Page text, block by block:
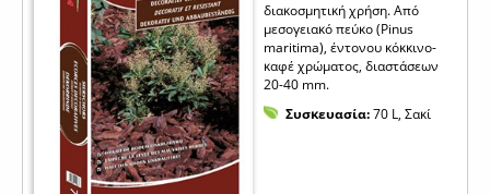
διακοσμητική χρήση. Aπό
μεσογειακό πεύκο (Pinus
maritima), έντονου κόκκινο-
καφέ χρώματος, διαστάσεων
20-40 mm.
Συσκευασία:70 L, Σακί